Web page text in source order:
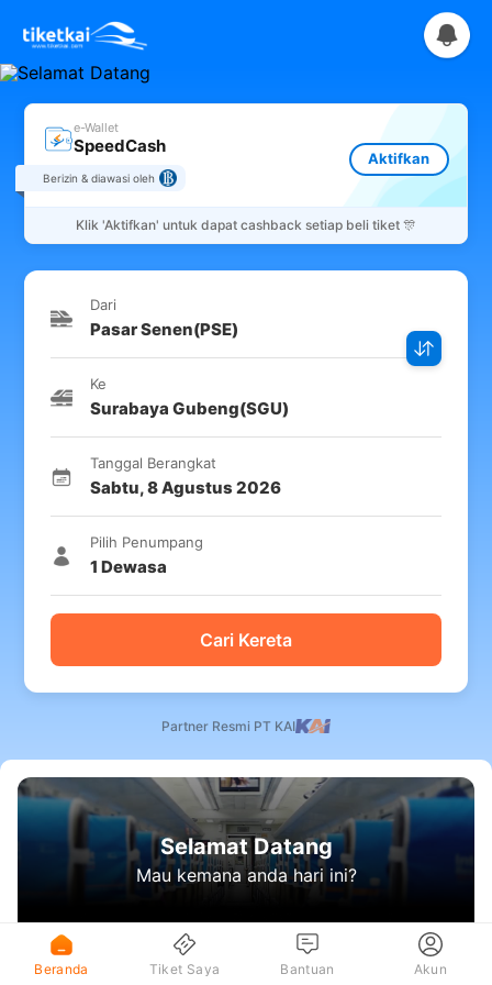
e-Wallet
SpeedCash
Berizin & diawasi oleh
Aktifkan
Klik 'Aktifkan' untuk dapat cashback setiap beli tiket 🎊
Dari
Pasar Senen(PSE)
Ke
Surabaya Gubeng(SGU)
Tanggal Berangkat
Sabtu,8 Agustus 2026
Pilih Penumpang
1 Dewasa
Cari Kereta
Partner Resmi PT KAI
Selamat Datang
Mau kemana anda hari ini?
Beranda Tiket Saya Bantuan Akun